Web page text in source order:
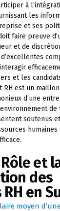
à
les
et ses
faire preuve
et de
et les
RH est un
d’une
de
soutenus
et
des
en
moyen